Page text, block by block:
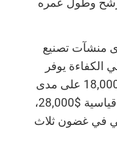
منشآت تصنيع
$35,000 عالي الكفاءة يوفر
تكاليف تشغيل أقل بمقدار $18,000 على مدى
خمس سنوات مقارنةً بوحدة قياسية $28,000،
في غضون ثلاث